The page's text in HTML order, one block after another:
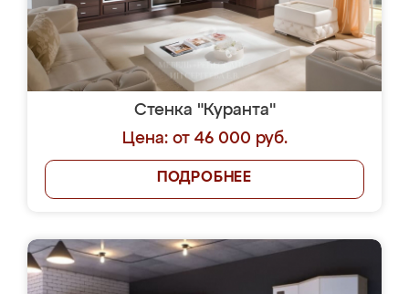
Стенка "Куранта"
Цена: от 46 000 руб.
ПОДРОБНЕЕ